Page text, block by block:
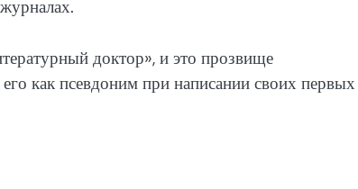
доктор», и это прозвище
как псевдоним при написании своих первых